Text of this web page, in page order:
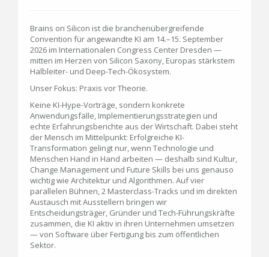
Brains on Silicon ist die branchenübergreifende
Convention für angewandte KI am 14.–15. September
2026 im Internationalen Congress Center Dresden —
mitten im Herzen von Silicon Saxony, Europas stärkstem
Halbleiter- und Deep-Tech-Ökosystem.
Unser Fokus: Praxis vor Theorie.
Keine KI-Hype-Vorträge, sondern konkrete
Anwendungsfälle, Implementierungsstrategien und
echte Erfahrungsberichte aus der Wirtschaft. Dabei steht
der Mensch im Mittelpunkt: Erfolgreiche KI-
Transformation gelingt nur, wenn Technologie und
Menschen Hand in Hand arbeiten — deshalb sind Kultur,
Change Management und Future Skills bei uns genauso
wichtig wie Architektur und Algorithmen. Auf vier
parallelen Bühnen, 2 Masterclass-Tracks und im direkten
Austausch mit Ausstellern bringen wir
Entscheidungsträger, Gründer und Tech-Führungskräfte
zusammen, die KI aktiv in ihren Unternehmen umsetzen
— von Software über Fertigung bis zum öffentlichen
Sektor.